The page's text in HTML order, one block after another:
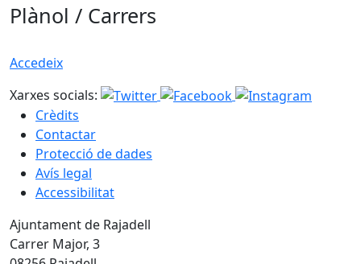
Plànol / Carrers
Accedeix
Xarxes socials:
Crèdits
Contactar
Protecció de dades
Avís legal
Accessibilitat
Ajuntament de Rajadell
Carrer Major, 3